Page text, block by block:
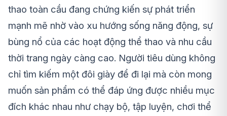
thao toàn cầu đang chứng kiến sự phát triển
mạnh mẽ nhờ vào xu hướng sống năng động, sự
bùng nổ của các hoạt động thể thao và nhu cầu
thời trang ngày càng cao. Người tiêu dùng không
chỉ tìm kiếm một đôi giày để đi lại mà còn mong
muốn sản phẩm có thể đáp ứng được nhiều mục
đích khác nhau như chạy bộ, tập luyện, chơi thể